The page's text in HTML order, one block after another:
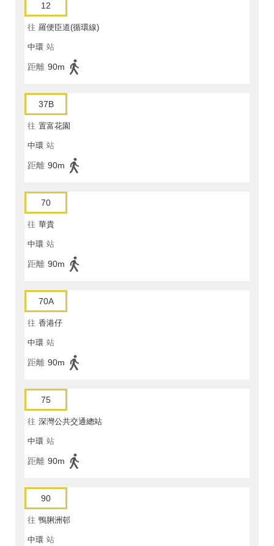
12
往 羅便臣道(循環線)
中環 站
距離 90m
37B
往 置富花園
中環 站
距離 90m
70
往 華貴
中環 站
距離 90m
70A
往 香港仔
中環 站
距離 90m
75
往 深灣公共交通總站
中環 站
距離 90m
90
往 鴨脷洲邨
中環 站